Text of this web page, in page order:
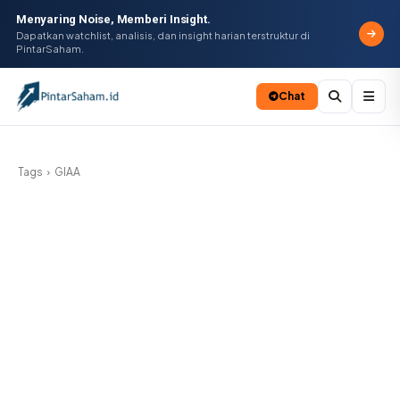
Menyaring Noise, Memberi Insight.
Dapatkan watchlist, analisis, dan insight harian terstruktur di
PintarSaham.
Chat
Tags
GIAA